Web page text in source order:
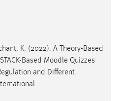
K. (2022). A Theory-Based
Based Moodle Quizzes
and Different